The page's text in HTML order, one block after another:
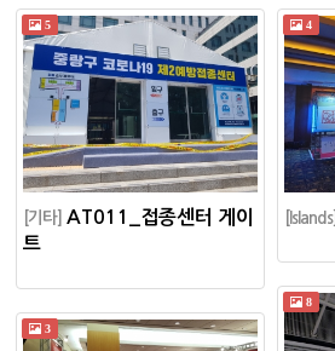
5
[기타]
AT011_접종센터 게이
트
4
[Islands]
8
3